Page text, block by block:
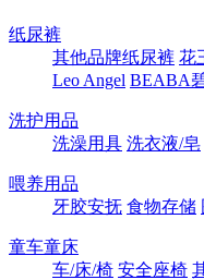
纸尿裤
其他品牌纸尿裤 花
Leo Angel BEABA
洗护用品
洗澡用具 洗衣液/皂
喂养用品
牙胶安抚 食物存储
童车童床
车/床/椅 安全座椅